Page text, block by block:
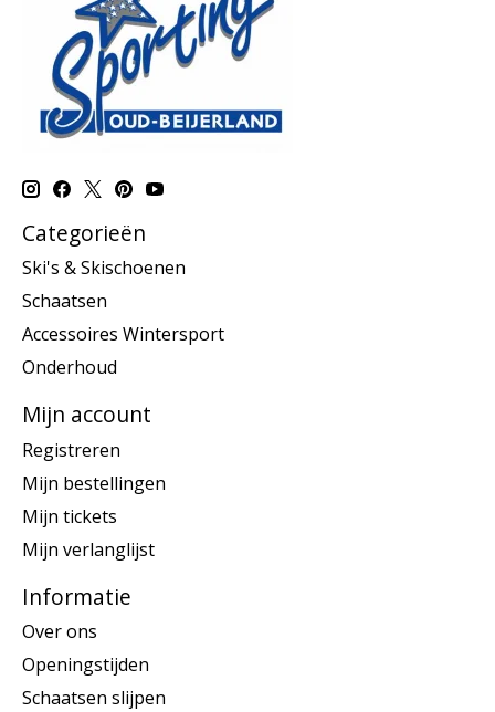
Categorieën
Ski's & Skischoenen
Schaatsen
Accessoires Wintersport
Onderhoud
Mijn account
Registreren
Mijn bestellingen
Mijn tickets
Mijn verlanglijst
Informatie
Over ons
Openingstijden
Schaatsen slijpen